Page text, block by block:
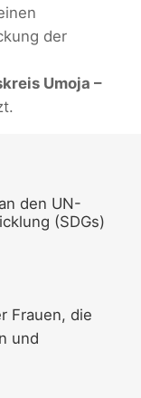
der
Umoja –
den UN-
(SDGs)
Frauen, die
und